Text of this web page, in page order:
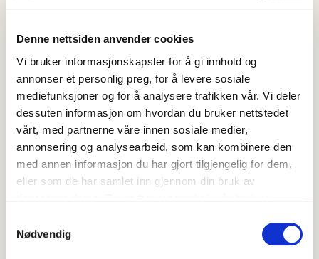
Denne nettsiden anvender cookies
Vi bruker informasjonskapsler for å gi innhold og
annonser et personlig preg, for å levere sosiale
mediefunksjoner og for å analysere trafikken vår. Vi deler
dessuten informasjon om hvordan du bruker nettstedet
vårt, med partnerne våre innen sosiale medier,
annonsering og analysearbeid, som kan kombinere den
med annen informasjon du har gjort tilgjengelig for dem,
eller som de har samlet inn gjennom din bruk av
Nødvendig
urter på toppen.